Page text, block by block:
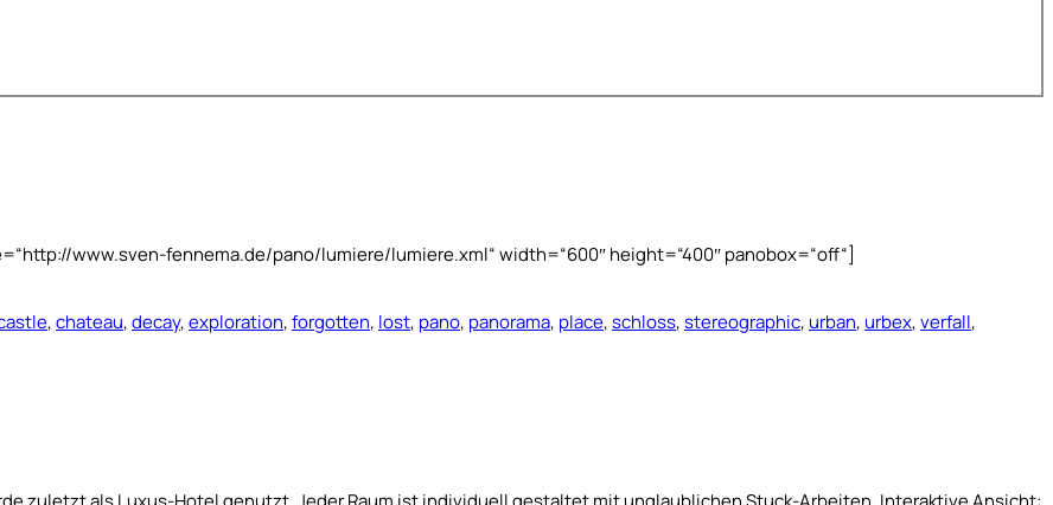
www.sven-fennema.de/pano/lumiere/lumiere.xml“ width=“600″ height=“400″ panobox=“off“]
,chateau,decay,exploration,forgotten, lost, pano, panorama, place,schloss,stereographic,urban,urbex,verfall,